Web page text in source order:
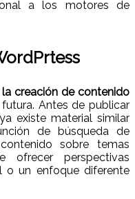
a los motores de
creación de contenido
Antes de publicar
existe material similar
de búsqueda de
sobre temas
ofrecer perspectivas
o un enfoque diferente